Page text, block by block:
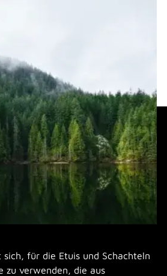
für die Etuis und Schachteln
zu verwenden, die aus